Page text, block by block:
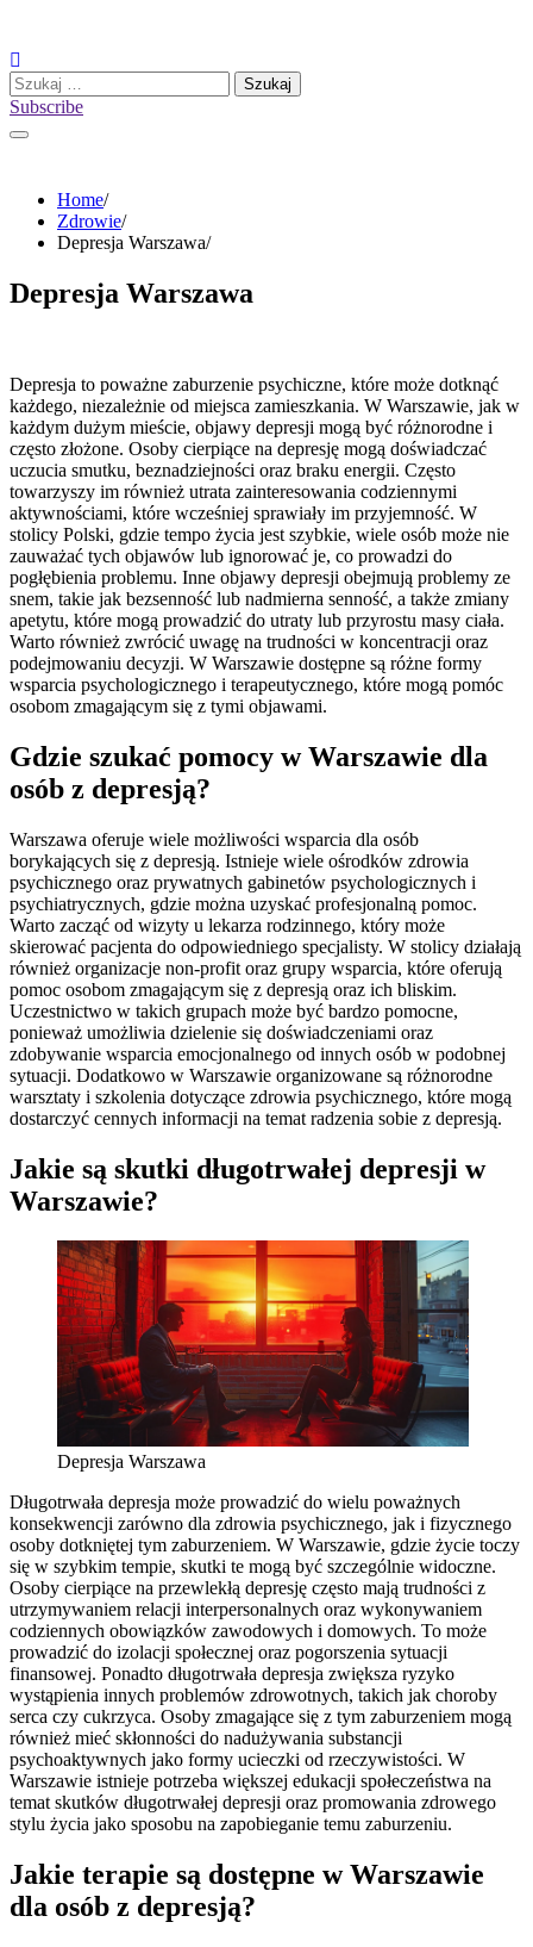
content
Szukaj:
Subscribe
Home
Zdrowie
Depresja Warszawa
Depresja Warszawa
Depresja to poważne zaburzenie psychiczne, które może dotknąć
każdego, niezależnie od miejsca zamieszkania. W Warszawie, jak w
każdym dużym mieście, objawy depresji mogą być różnorodne i
często złożone. Osoby cierpiące na depresję mogą doświadczać
uczucia smutku, beznadziejności oraz braku energii. Często
towarzyszy im również utrata zainteresowania codziennymi
aktywnościami, które wcześniej sprawiały im przyjemność. W
stolicy Polski, gdzie tempo życia jest szybkie, wiele osób może nie
zauważać tych objawów lub ignorować je, co prowadzi do
pogłębienia problemu. Inne objawy depresji obejmują problemy ze
snem, takie jak bezsenność lub nadmierna senność, a także zmiany
apetytu, które mogą prowadzić do utraty lub przyrostu masy ciała.
Warto również zwrócić uwagę na trudności w koncentracji oraz
podejmowaniu decyzji. W Warszawie dostępne są różne formy
wsparcia psychologicznego i terapeutycznego, które mogą pomóc
osobom zmagającym się z tymi objawami.
Gdzie szukać pomocy w Warszawie dla
osób z depresją?
Warszawa oferuje wiele możliwości wsparcia dla osób
borykających się z depresją. Istnieje wiele ośrodków zdrowia
psychicznego oraz prywatnych gabinetów psychologicznych i
psychiatrycznych, gdzie można uzyskać profesjonalną pomoc.
Warto zacząć od wizyty u lekarza rodzinnego, który może
skierować pacjenta do odpowiedniego specjalisty. W stolicy działają
również organizacje non-profit oraz grupy wsparcia, które oferują
pomoc osobom zmagającym się z depresją oraz ich bliskim.
Uczestnictwo w takich grupach może być bardzo pomocne,
ponieważ umożliwia dzielenie się doświadczeniami oraz
zdobywanie wsparcia emocjonalnego od innych osób w podobnej
sytuacji. Dodatkowo w Warszawie organizowane są różnorodne
warsztaty i szkolenia dotyczące zdrowia psychicznego, które mogą
dostarczyć cennych informacji na temat radzenia sobie z depresją.
Jakie są skutki długotrwałej depresji w
Warszawie?
Depresja Warszawa
Długotrwała depresja może prowadzić do wielu poważnych
konsekwencji zarówno dla zdrowia psychicznego, jak i fizycznego
osoby dotkniętej tym zaburzeniem. W Warszawie, gdzie życie toczy
się w szybkim tempie, skutki te mogą być szczególnie widoczne.
Osoby cierpiące na przewlekłą depresję często mają trudności z
utrzymywaniem relacji interpersonalnych oraz wykonywaniem
codziennych obowiązków zawodowych i domowych. To może
prowadzić do izolacji społecznej oraz pogorszenia sytuacji
finansowej. Ponadto długotrwała depresja zwiększa ryzyko
wystąpienia innych problemów zdrowotnych, takich jak choroby
serca czy cukrzyca. Osoby zmagające się z tym zaburzeniem mogą
również mieć skłonności do nadużywania substancji
psychoaktywnych jako formy ucieczki od rzeczywistości. W
Warszawie istnieje potrzeba większej edukacji społeczeństwa na
temat skutków długotrwałej depresji oraz promowania zdrowego
stylu życia jako sposobu na zapobieganie temu zaburzeniu.
Jakie terapie są dostępne w Warszawie
dla osób z depresją?